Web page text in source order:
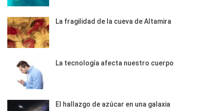
La fragilidad de la cueva de Altamira
La tecnología afecta nuestro cuerpo
El hallazgo de azúcar en una galaxia